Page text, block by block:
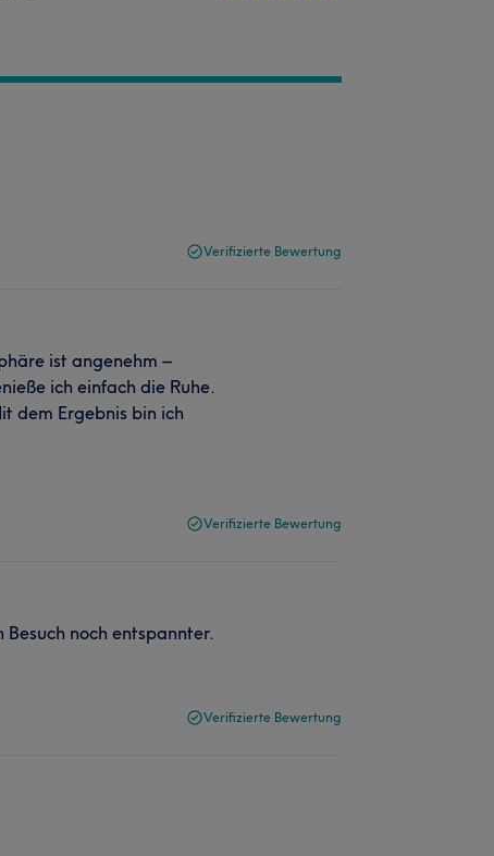
Verifizierte Bewertung
ist angenehm –
ich einfach die Ruhe.
dem Ergebnis bin ich
Verifizierte Bewertung
noch entspannter.
Verifizierte Bewertung